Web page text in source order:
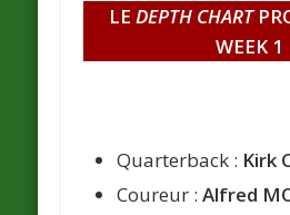
LE DEPTH CHART
WEEK 1
Quarterback : Kirk
Coureur :Alfred